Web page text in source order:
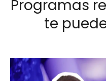
Programas
te